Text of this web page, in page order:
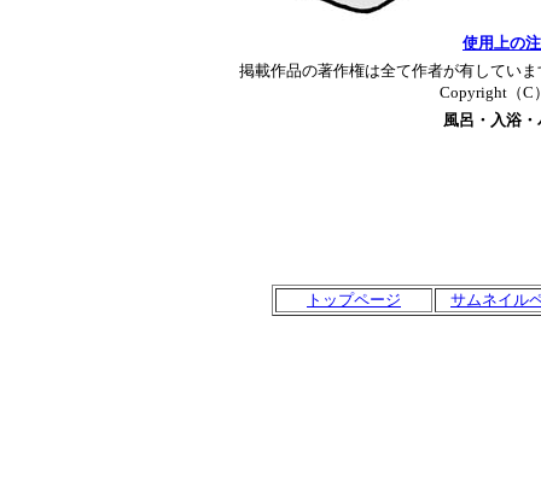
使用上の
掲載作品の著作権は全て作者が有してい
Copyright（C
風呂・入浴
トップページ サムネイル